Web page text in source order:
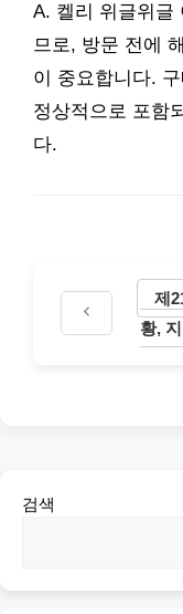
A. 켈리 위글위글
므로, 방문 전에
이 중요합니다.
정상적으로 포함
다.
제
황,
검색